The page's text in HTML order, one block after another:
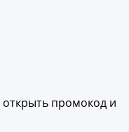
открыть промокод и